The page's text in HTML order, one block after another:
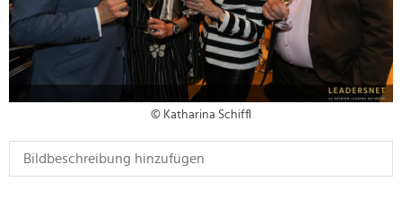
© Katharina Schiffl